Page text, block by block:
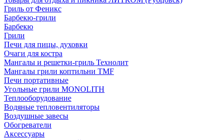
Гриль от Феникс
Барбекю-грили
Барбекю
Грили
Печи для пицы, духовки
Очаги для костра
Мангалы и решетки-гриль Технолит
Мангалы грили коптильни TMF
Печи портативные
Угольные грили MONOLITH
Теплооборудование
Водяные тепловентиляторы
Воздушные завесы
Обогреватели
Аксессуары